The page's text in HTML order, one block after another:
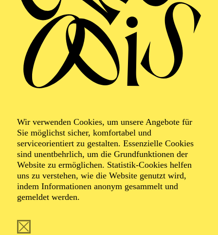
Wir verwenden Cookies, um unsere Angebote für
Sie möglichst sicher, komfortabel und
serviceorientiert zu gestalten. Essenzielle Cookies
sind unentbehrlich, um die Grundfunktionen der
Website zu ermöglichen. Statistik-Cookies helfen
uns zu verstehen, wie die Website genutzt wird,
indem Informationen anonym gesammelt und
gemeldet werden.
Öffentliche
Theater­führung
Zweistündiger öffentlicher Rundgang durch das Aalto-